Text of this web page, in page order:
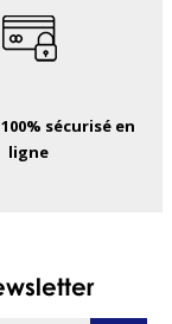
sécurisé en
ligne